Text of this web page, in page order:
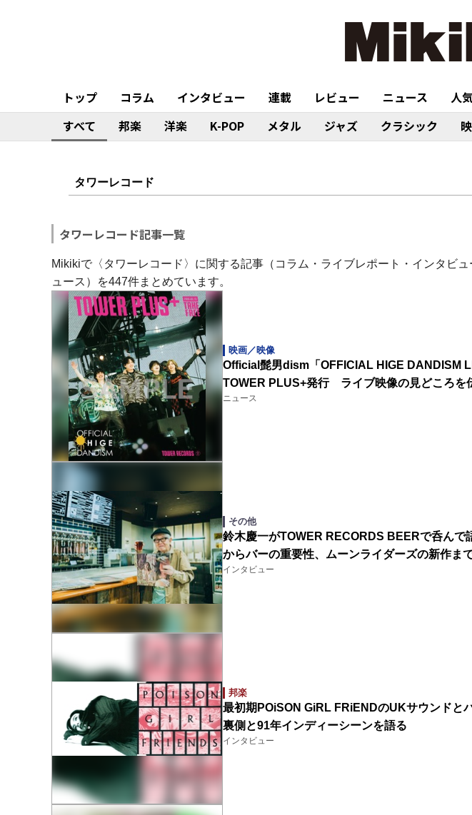
トップ コラム インタビュー 連載 レビュー ニュース 人
すべて
邦楽 洋楽 K-POP メタル ジャズ クラシック
タワーレコード記事一覧
Mikikiで〈タワーレコード〉に関する記事（コラム・ライブレポート・インタビ
ュース）を447件まとめています。
映画／映像
Official髭男dism「OFFICIAL HIGE DANDISM
TOWER PLUS+発行 ライブ映像の見どころを
ニュース
その他
鈴木慶一がTOWER RECORDS BEERで呑ん
からバーの重要性、ムーンライダーズの新作ま
インタビュー
邦楽
最初期POiSON GiRL FRiENDのUKサウンド
裏側と91年インディーシーンを語る
インタビュー